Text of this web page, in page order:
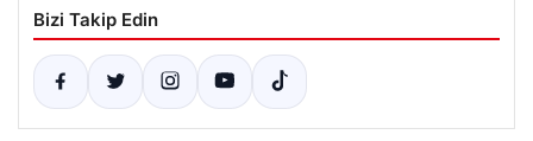
Bizi Takip Edin